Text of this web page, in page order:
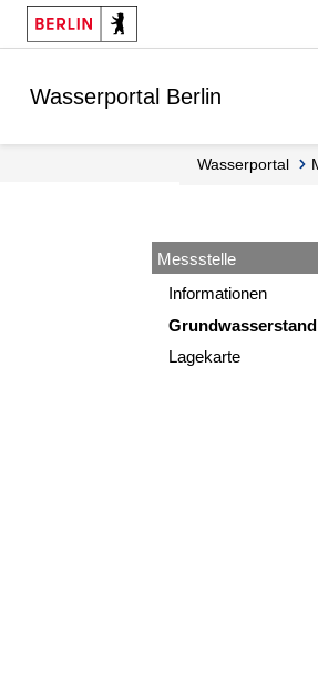
Springe zur Navigation
Springe zum Inhalt
Wasserportal Berlin
Wasserportal
Messstelle
Informationen
Grundwasserstand
Lagekarte